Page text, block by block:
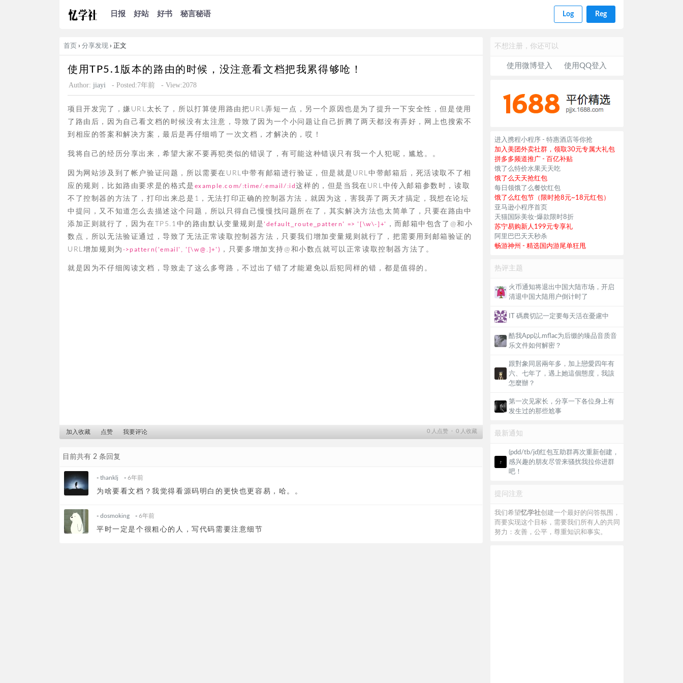
日报 好站 好书 秘言秘语 Log Reg
首页 › 分享发现 › 正文
使用TP5.1版本的路由的时候，没注意看文档把我累得够呛！
Author: jiayi - Posted:7年前 - View:2078
项目开发完了，嫌URL太长了，所以打算使用路由把URL弄短一点，另一个原因也是为了提升一下安全性，但是使用
了路由后，因为自己看文档的时候没有太注意，导致了因为一个小问题让自己折腾了两天都没有弄好，网上也搜索不
到相应的答案和解决方案，最后是再仔细啃了一次文档，才解决的，哎！
我将自己的经历分享出来，希望大家不要再犯类似的错误了，有可能这种错误只有我一个人犯呢，尴尬。。
因为网站涉及到了帐户验证问题，所以需要在URL中带有邮箱进行验证，但是就是URL中带邮箱后，死活读取不了相
应的规则，比如路由要求是的格式是 example.com/:time/:email/:id这样的，但是当我在URL中传入邮箱参数时，读取
不了控制器的方法了，打印出来总是1，无法打印正确的控制器方法，就因为这，害我弄了两天才搞定，我想在论坛
中提问，又不知道怎么去描述这个问题，所以只得自己慢慢找问题所在了，其实解决方法也太简单了，只要在路由中
添加正则就行了，因为在TP5.1中的路由默认变量规则是 'default_route_pattern' => '[\w\-]+'
，而邮箱中包含了@和小
数点，所以无法验证通过，导致了无法正常读取控制器方法，只要我们增加变量规则就行了，把需要用到邮箱验证的
URL增加规则为 ->pattern('email', '[\w@.]+') ，只要多增加支持@和小数点就可以正常读取控制器方法了。
就是因为不仔细阅读文档，导致走了这么多弯路，不过出了错了才能避免以后犯同样的错，都是值得的。
0人点赞 ∙ 0人收藏
加入收藏 点赞 我要评论
目前共有 2 条回复
- thanklj - 6年前
为啥要看文档？我觉得看源码明白的更快也更容易，哈。。
- dosmoking - 6年前
平时一定是个很粗心的人，写代码需要注意细节
不想注册，你还可以
使用微博登入 使用QQ登入
进入携程小程序 - 特惠酒店等你抢
加入美团外卖社群，领取30元专属大礼包
拼多多频道推广 - 百亿补贴
饿了么特价水果天天吃
饿了么天天抢红包
每日领饿了么餐饮红包
饿了么红包节（限时抢8元~18元红包）
亚马逊小程序首页
天猫国际美妆-爆款限时8折
苏宁易购新人199元专享礼
阿里巴巴天天秒杀
畅游神州 - 精选国内游尾单狂甩
热评主题
火币通知将退出中国大陆市场，开启
清退中国大陆用户倒计时了
IT 碼農切記一定要每天活在憂慮中
酷我App以.mflac为后缀的臻品音质音
乐文件如何解密？
跟對象同居兩年多，加上戀愛四年有
六、七年了，遇上她這個態度，我該
怎麼辦？
第一次见家长，分享一下各位身上有
发生过的那些尬事
最新通知
(pdd/tb/jd)红包互助群再次重新创建，
感兴趣的朋友尽管来骚扰我拉你进群
吧！
提问注意
我们希望忆学社创建一个最好的问答氛围，
而要实现这个目标，需要我们所有人的共同
努力：友善，公平，尊重知识和事实。